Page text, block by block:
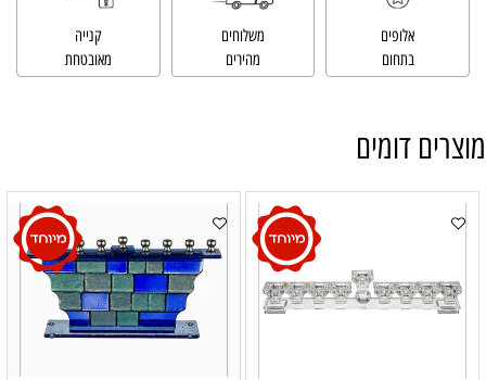
אלופים
בתחום
משלוחים
מהירים
קנייה
מאובטחת
מוצרים דומים